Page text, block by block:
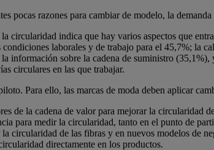
pocas razones para cambiar de modelo, la
circularidad indica que hay varios aspectos que
laborales y de trabajo para el 45,7%; la
información sobre la cadena de suministro
circulares en las que trabajar.
Para ello, las marcas de moda deben aplicar
de la cadena de valor para mejorar la circularidad
para medir la circularidad, tanto en el punto de
circularidad de las fibras y en nuevos modelos de
directamente en los productos.